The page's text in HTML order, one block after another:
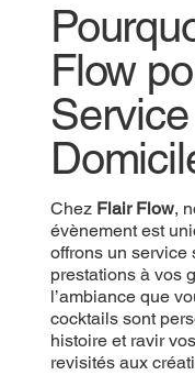
Flow
Chez Flair Flow,
évènement est
offrons un service
prestations à vos
l’ambiance que
cocktails sont
histoire et ravir
revisités aux